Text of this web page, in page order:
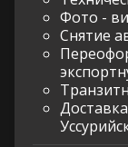
Фото -
Снятие